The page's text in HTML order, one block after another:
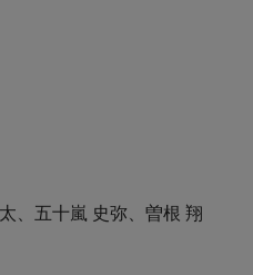
、五十嵐 史弥、曽根 翔